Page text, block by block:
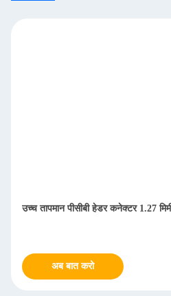
उच्च तापमान पीसीबी हेडर कनेक्टर 1.27
अब बात करो